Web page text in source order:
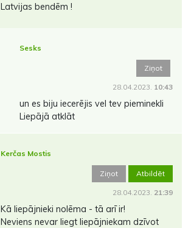
Latvijas bendēm !
Sesks
Ziņot
28.04.2023. 10:43
un es biju iecerējis vel tev pieminekli
Liepājā atklāt
Kerčas Mostis
Ziņot Atbildēt
28.04.2023. 21:39
Kā liepājnieki nolēma - tā arī ir!
Neviens nevar liegt liepājniekam dzīvot